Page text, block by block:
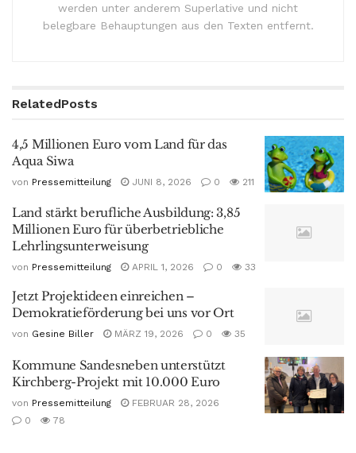
werden unter anderem Superlative und nicht
belegbare Behauptungen aus den Texten entfernt.
RelatedPosts
4,5 Millionen Euro vom Land für das
Aqua Siwa
von Pressemitteilung JUNI 8, 2026 0 211
Land stärkt berufliche Ausbildung: 3,85
Millionen Euro für überbetriebliche
Lehrlingsunterweisung
von Pressemitteilung APRIL 1, 2026 0 33
Jetzt Projektideen einreichen –
Demokratieförderung bei uns vor Ort
von Gesine Biller MÄRZ 19, 2026 0 35
Kommune Sandesneben unterstützt
Kirchberg-Projekt mit 10.000 Euro
von Pressemitteilung
FEBRUAR 28, 2026
0
78